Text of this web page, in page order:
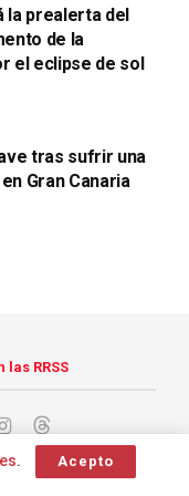
la prealerta del
de la
el eclipse de sol
tras sufrir una
Gran Canaria
las RRSS
. Acepto